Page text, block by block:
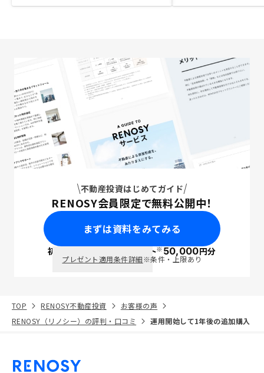
不動産投資はじめてガイド
RENOSY会員限定で無料公開中！
まずは資料をみてみる
初回面談で ポイント※50,000円分
プレゼント適用条件詳細※条件・上限あり
TOP RENOSY不動産投資
お客様の声
RENOSY（リノシー）の評判・口コミ
運用開始して1年後の追加購入